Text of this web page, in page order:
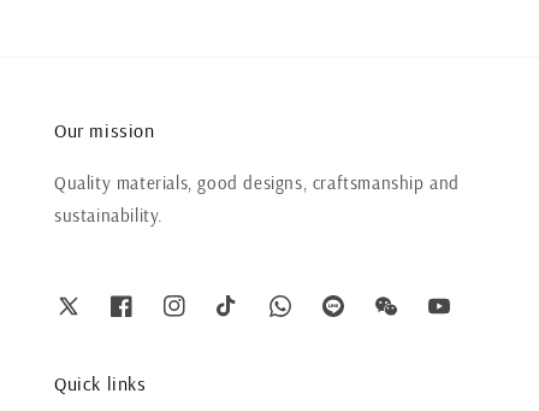
Our mission
Quality materials, good designs, craftsmanship and
sustainability.
Quick links